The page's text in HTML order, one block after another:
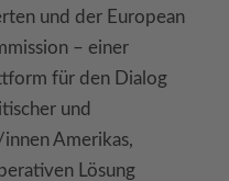
und der European
– einer
für den Dialog
und
Amerikas,
Lösung